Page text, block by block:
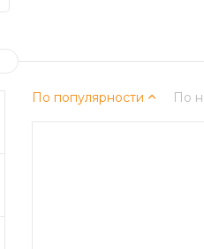
По популярности По